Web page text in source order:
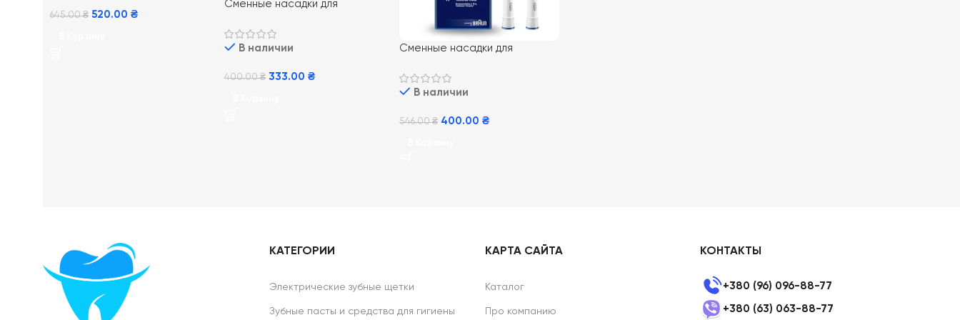
645.00₴ 520.00 ₴
Сменные насадки для
Oral-B EB20 Precision Clean 2
штВ наличии
400.00₴ 333.00₴
Сменные насадки для
Oral-B Floss Action EB25 2 шт
В наличии
546.00₴ 400.00 ₴
КАТЕГОРИИ
Электрические зубные щетки
Зубные пасты и средства для гигиены
КАРТА САЙТА
Каталог
Про компанию
КОНТАКТЫ
+380 (96) 096-88-77
+380 (63) 063-88-77